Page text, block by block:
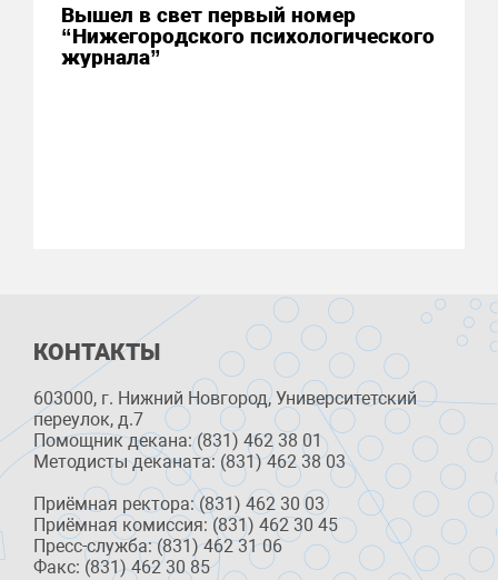
Вышел в свет первый номер
“Нижегородского психологического
журнала”
КОНТАКТЫ
603000, г. Нижний Новгород, Университетский
переулок, д.7
Помощник декана: (831) 462 38 01
Методисты деканата: (831) 462 38 03
Приёмная ректора: (831) 462 30 03
Приёмная комиссия: (831) 462 30 45
Пресс-служба: (831) 462 31 06
Факс: (831) 462 30 85